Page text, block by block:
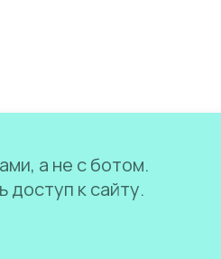
а не с ботом.
доступ к сайту.